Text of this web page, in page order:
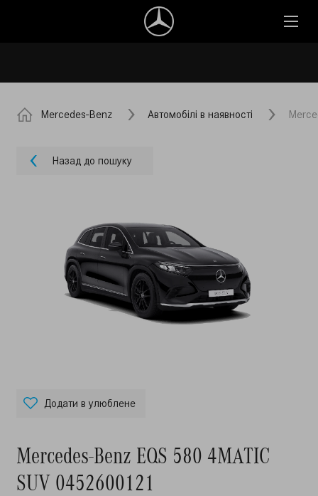
Mercedes-Benz Автомобілі в наявності
Назад до пошуку
Додати в улюблене
Mercedes-Benz EQS 580 4MATIC
SUV 0452600121